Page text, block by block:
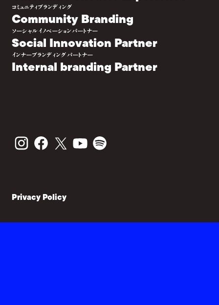
コミュニティブランディング
Community Branding
ソーシャルイノベーションパートナー
Social Innovation Partner
インナーブランディングパートナー
Internal branding Partner
Privacy Policy